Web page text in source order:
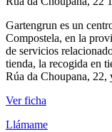
Gartengrun es un
Compostela, en la
de servicios
tienda, la recogida en
Rúa da Choupana, 22,
Ver ficha
Llámame